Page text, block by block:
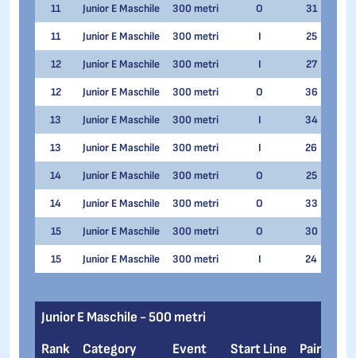
11 Junior E Maschile 300 metri O 31
11 Junior E Maschile 300 metri I 25
12 Junior E Maschile 300 metri I 27
12 Junior E Maschile 300 metri O 36
13 Junior E Maschile 300 metri I 34
13 Junior E Maschile 300 metri I 26
14 Junior E Maschile 300 metri O 25
14 Junior E Maschile 300 metri O 33
15 Junior E Maschile 300 metri O 30
15 Junior E Maschile 300 metri I 24
Junior E Maschile - 500 metri
Rank
Category Event Start Line Pair